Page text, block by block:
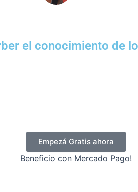
el conocimiento de
Empezá Gratis ahora
Beneficio con Mercado Pago!